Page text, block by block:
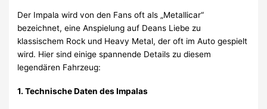
Der Impala wird von den Fans oft als „Metallicar“
bezeichnet, eine Anspielung auf Deans Liebe zu
klassischem Rock und Heavy Metal, der oft im Auto gespielt
wird. Hier sind einige spannende Details zu diesem
legendären Fahrzeug:
1. Technische Daten des Impalas